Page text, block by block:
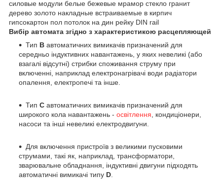
Вибір автомата згідно з характеристикою расцепляющей
Тип B автоматичних вимикачів призначений для
середньо індуктивних навантажень, у яких невеликі (або
взагалі відсутні) стрибки споживання струму при
включенні, наприклад електронагрівачі води радіатори
опалення, електропечі та інше.
Тип C автоматичних вимикачів призначений для
широкого кола навантажень - освітлення , кондиціонери,
насоси та інші невеликі електродвигуни.
Для включення пристроїв з великими пусковими
струмами, такі як, наприклад, трансформатори,
зварювальне обладнання, індуктивні двигуни підходять
автоматичні вимикачі типу D